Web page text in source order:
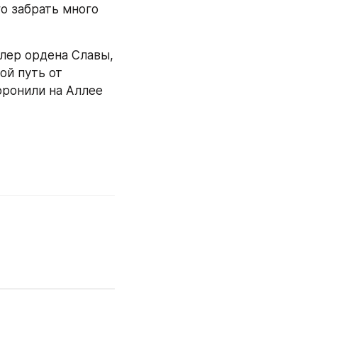
забрать много
ордена Славы,
путь от
на Аллее